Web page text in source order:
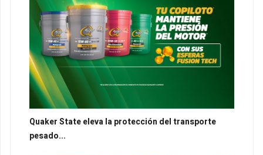
Quaker State eleva la protección del transporte
pesado...